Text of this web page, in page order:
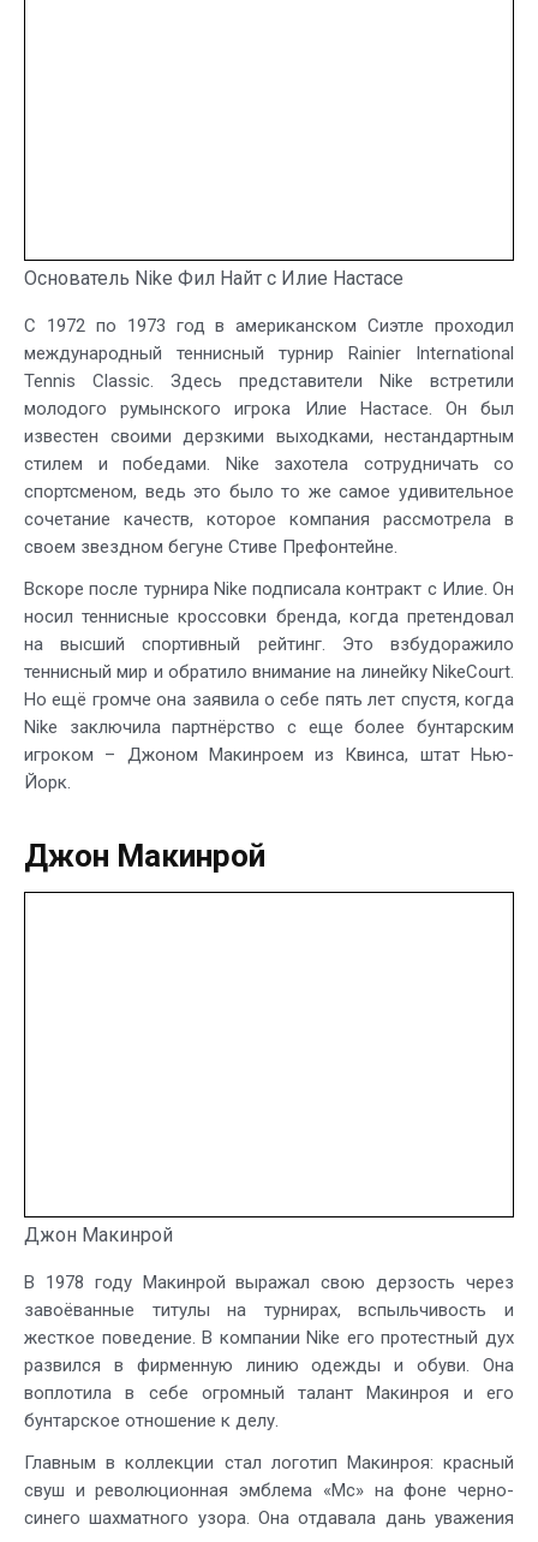
Основатель Nike Фил Найт с Илие Настасе
С 1972 по 1973 год в американском Сиэтле проходил
международный теннисный турнир Rainier International
Tennis Classic. Здесь представители Nike встретили
молодого румынского игрока Илие Настасе. Он был
известен своими дерзкими выходками, нестандартным
стилем и победами. Nike захотела сотрудничать со
спортсменом, ведь это было то же самое удивительное
сочетание качеств, которое компания рассмотрела в
своем звездном бегуне Стиве Префонтейне.
Вскоре после турнира Nike подписала контракт с Илие. Он
носил теннисные кроссовки бренда, когда претендовал
на высший спортивный рейтинг. Это взбудоражило
теннисный мир и обратило внимание на линейку NikeCourt.
Но ещё громче она заявила о себе пять лет спустя, когда
Nike заключила партнёрство с еще более бунтарским
игроком – Джоном Макинроем из Квинса, штат Нью-
Йорк.
Джон Макинрой
Джон Макинрой
В 1978 году Макинрой выражал свою дерзость через
завоёванные титулы на турнирах, вспыльчивость и
жесткое поведение. В компании Nike его протестный дух
развился в фирменную линию одежды и обуви. Она
воплотила в себе огромный талант Макинроя и его
бунтарское отношение к делу.
Главным в коллекции стал логотип Макинроя: красный
свуш и революционная эмблема «Mc» на фоне черно-
синего шахматного узора. Она отдавала дань уважения